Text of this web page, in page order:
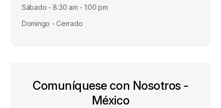
Sábado - 8:30 am - 1:00 pm
Domingo - Cerrado
Comuníquese con Nosotros -
México